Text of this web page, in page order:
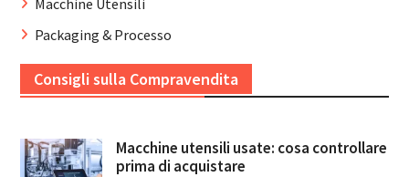
Macchine Utensili
Packaging & Processo
Consigli sulla Compravendita
Macchine utensili usate: cosa controllare
prima di acquistare